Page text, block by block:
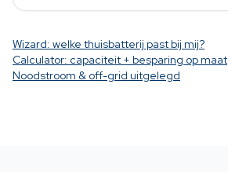
Wizard: welke thuisbatterij past bij mij?
Calculator: capaciteit + besparing op maat
Noodstroom & off-grid uitgelegd